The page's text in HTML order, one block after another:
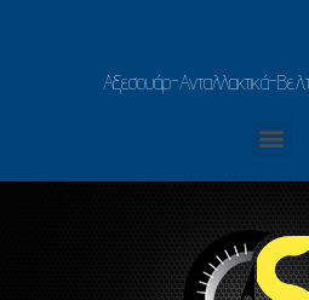
Αξεσουάρ-Ανταλλακτικά-